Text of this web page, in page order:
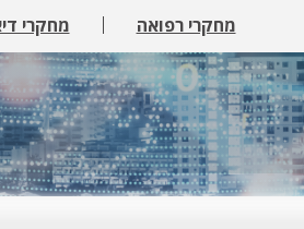
מחקרי רפואה מחקרי